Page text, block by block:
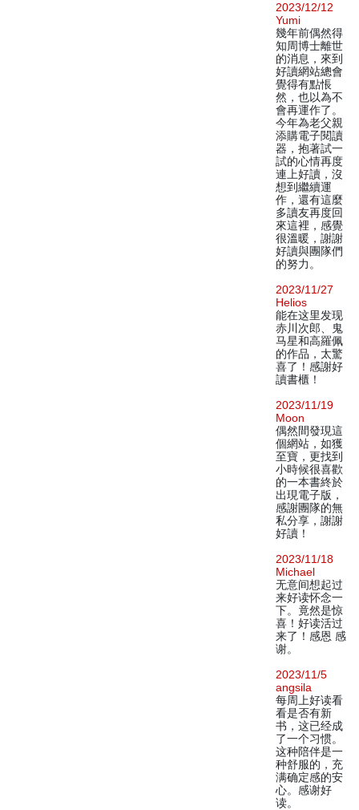
2023/12/12
Yumi
幾年前偶然得
知周博士離世
的消息，來到
好讀網站總會
覺得有點悵
然，也以為不
會再運作了。
今年為老父親
添購電子閱讀
器，抱著試一
試的心情再度
連上好讀，沒
想到繼續運
作，還有這麼
多讀友再度回
來這裡，感覺
很溫暖，謝謝
好讀與團隊們
的努力。
2023/11/27
Helios
能在这里发现
赤川次郎、鬼
马星和高羅佩
的作品，太驚
喜了！感謝好
讀書櫃！
2023/11/19
Moon
偶然間發現這
個網站，如獲
至寶，更找到
小時候很喜歡
的一本書終於
出現電子版，
感謝團隊的無
私分享，謝謝
好讀！
2023/11/18
Michael
无意间想起过
来好读怀念一
下。竟然是惊
喜！好读活过
来了！感恩 感
谢。
2023/11/5
angsila
每周上好读看
看是否有新
书，这已经成
了一个习惯。
这种陪伴是一
种舒服的，充
满确定感的安
心。感谢好
读。